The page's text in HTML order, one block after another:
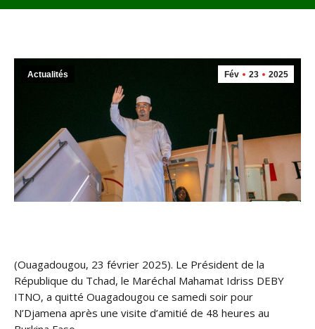
Fév 23 2025
Actualités
(Ouagadougou, 23 février 2025). Le Président de la
République du Tchad, le Maréchal Mahamat Idriss DEBY
ITNO, a quitté Ouagadougou ce samedi soir pour
N’Djamena après une visite d’amitié de 48 heures au